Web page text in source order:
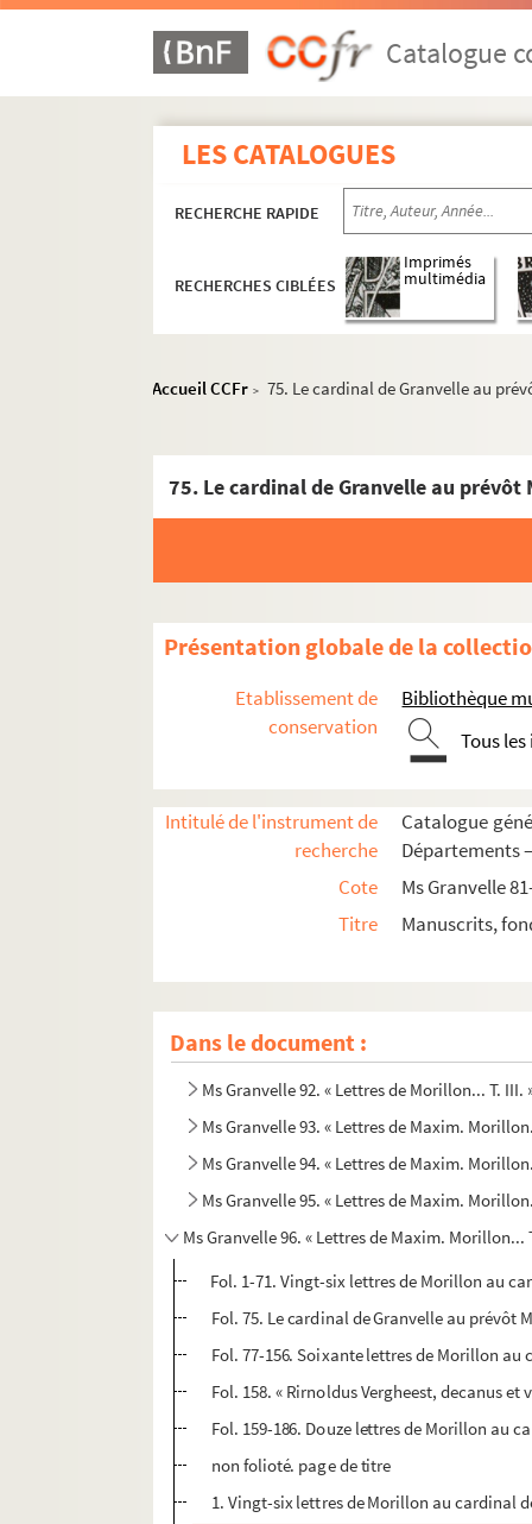
Catalogue
LES CATALOGUES
RECHERCHE RAPIDE
RECHERCHES CIBLÉES
Imprimés
multimédia
Accueil CCFr > 75. Le cardinal de Granvelle au
75. Le cardinal de Granvelle au
Présentation globale de la
Etablissement de
conservation
Bibliothèque
Tous
Intitulé de l'instrument de
recherche
Catalogue
Départements
Cote
Ms Granvelle
Titre
Manuscrits,
Dans le document :
Ms Granvelle 82. « Lettres de Joachim
Ms Granvelle 83. Lettres à Jacques de
Ms Granvelle 84. Lettre à Jacques de Saint-
Ms Granvelle 85. Lettres à Jacques de
Ms Granvelle 86. Apologie de l'empereur
Ms Granvelle 88. « Lettres à messieurs de
Ms Granvelle 89. Lettres à M. de Vergy.
Ms Granvelle 90. « Lettres de Maxim.
Ms Granvelle 91. « Lettres de Morillon... T. II.
Ms Granvelle 92. « Lettres de Morillon... T.
Ms Granvelle 93. « Lettres de Maxim.
Ms Granvelle 94. « Lettres de Maxim.
Ms Granvelle 95. « Lettres de Maxim.
Ms Granvelle 96. « Lettres de Maxim. Morillon...
Fol. 1-71. Vingt-six lettres de Morillon au
Fol. 75. Le cardinal de Granvelle au prévôt
Fol. 77-156. Soixante lettres de Morillon
Fol. 158. « Rirnoldus Vergheest, decanus
Fol. 159-186. Douze lettres de Morillon au
non folioté. page de titre
1. Vingt-six lettres de Morillon au cardinal